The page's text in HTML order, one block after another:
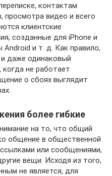
контактам
просмотра видео и всего
клиентские
созданные для iPhone и
Android и т. д. Как правило,
даже одинаковый
не работает
о сбоях выглядит
более гибкие
на то, что общий
общение в общественной
или сообщениями,
вещи. Исходя из того,
не является, для